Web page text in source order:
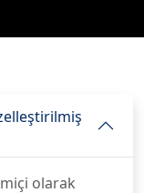
olarak